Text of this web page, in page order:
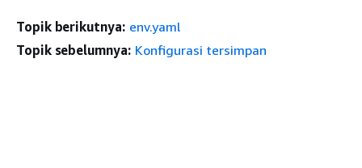
Topik berikutnya: env.yaml
Topik sebelumnya: Konfigurasi tersimpan